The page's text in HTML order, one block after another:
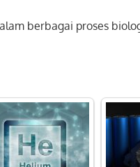
berbagai proses